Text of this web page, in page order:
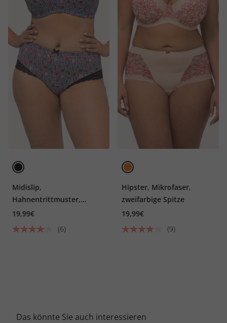
Midislip,
Hahnentrittmuster,
Blumen, Spitze
19,99€
(6)
Hipster, Mikrofaser,
zweifarbige Spitze
19,99€
(9)
Das könnte Sie auch interessieren